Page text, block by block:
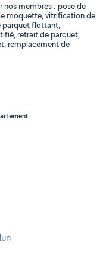
nos membres : pose de
moquette, vitrification de
parquet flottant,
retrait de parquet,
remplacement de